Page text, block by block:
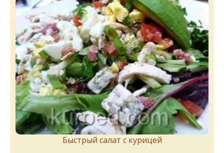
Быстрый салат с курицей